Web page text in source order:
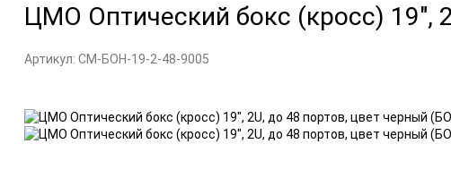
ЦМО Оптический бокс (кросс) 19",
Артикул: CM-БОН-19-2-48-9005